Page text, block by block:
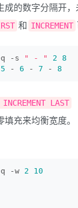
成的数字分隔开
和 INCREMENT
-s " - " 2 8
5 - 6 - 7 - 8
LAST
充来均衡宽度。
-w 2
10